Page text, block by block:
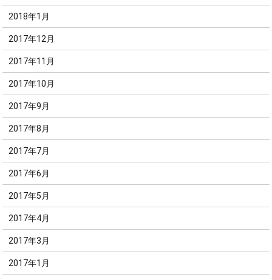
2018年1月
2017年12月
2017年11月
2017年10月
2017年9月
2017年8月
2017年7月
2017年6月
2017年5月
2017年4月
2017年3月
2017年1月